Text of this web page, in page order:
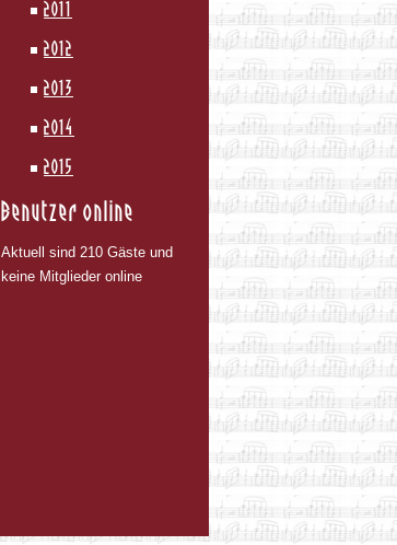
2011
2012
2013
2014
2015
Benutzer online
Aktuell sind 210 Gäste und
keine Mitglieder online